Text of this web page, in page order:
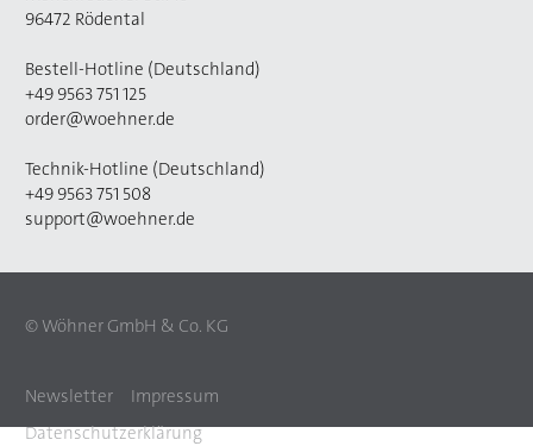
96472 Rödental
Bestell-Hotline (Deutschland)
+49 9563 751 125
order@woehner.de
Technik-Hotline (Deutschland)
+49 9563 751 508
support@woehner.de
© Wöhner GmbH & Co. KG
Newsletter
Impressum
Datenschutzerklärung